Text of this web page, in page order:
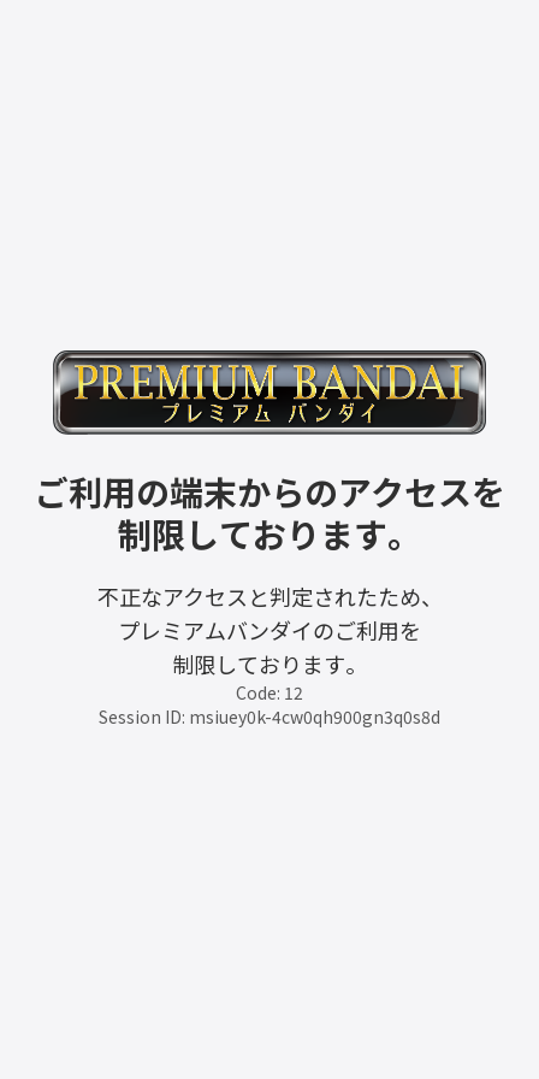
ご利用の端末からのアクセスを
制限しております。
不正なアクセスと判定されたため、
プレミアムバンダイのご利用を
制限しております。
Code: 12
Session ID: msiuey0k-4cw0qh900gn3q0s8d